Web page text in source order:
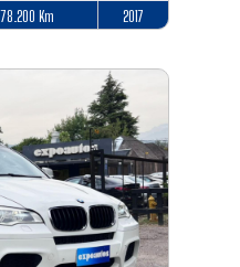
78.200 Km 2017